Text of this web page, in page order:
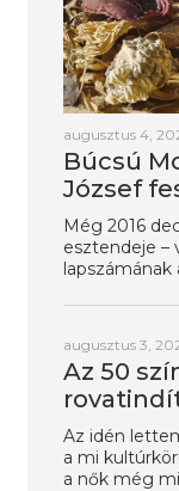
augusztus 4,
Búcsú
József
Még 2016
esztendeje –
lapszámának
augusztus 3,
Az 50
Az idén
a mi
a nők még